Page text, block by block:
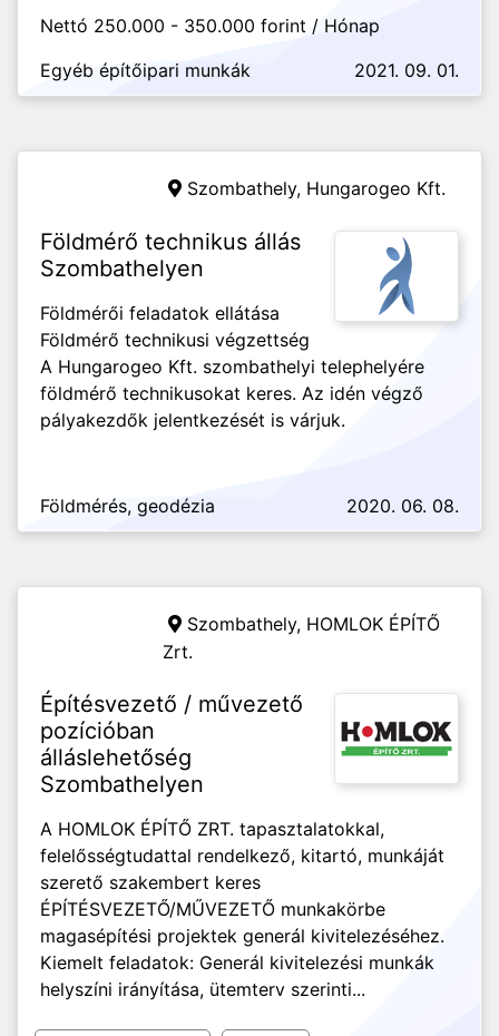
Nettó 250.000 - 350.000 forint / Hónap
Egyéb építőipari munkák
2021. 09. 01.
Szombathely, Hungarogeo Kft.
Földmérő technikus állás
Szombathelyen
Földmérői feladatok ellátása
Földmérő technikusi végzettség
A Hungarogeo Kft. szombathelyi telephelyére
földmérő technikusokat keres. Az idén végző
pályakezdők jelentkezését is várjuk.
Földmérés, geodézia 2020. 06. 08.
Szombathely, HOMLOK ÉPÍTŐ
Zrt.
Építésvezető / művezető
pozícióban
álláslehetőség
Szombathelyen
A HOMLOK ÉPÍTŐ ZRT. tapasztalatokkal,
felelősségtudattal rendelkező, kitartó, munkáját
szerető szakembert keres
ÉPÍTÉSVEZETŐ/MŰVEZETŐ munkakörbe
magasépítési projektek generál kivitelezéséhez.
Kiemelt feladatok: Generál kivitelezési munkák
helyszíni irányítása, ütemterv szerinti...